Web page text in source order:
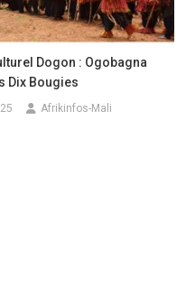
Dogon : Ogobagna
Dix Bougies
Afrikinfos-Mali